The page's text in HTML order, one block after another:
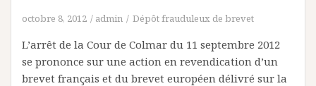
octobre 8, 2012 admin Dépôt frauduleux de brevet
L’arrêt de la Cour de Colmar du 11 septembre 2012
se prononce sur une action en revendication d’un
brevet français et du brevet européen délivré sur la